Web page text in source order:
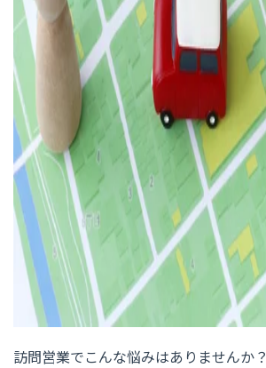
訪問営業でこんな悩みはありませんか？